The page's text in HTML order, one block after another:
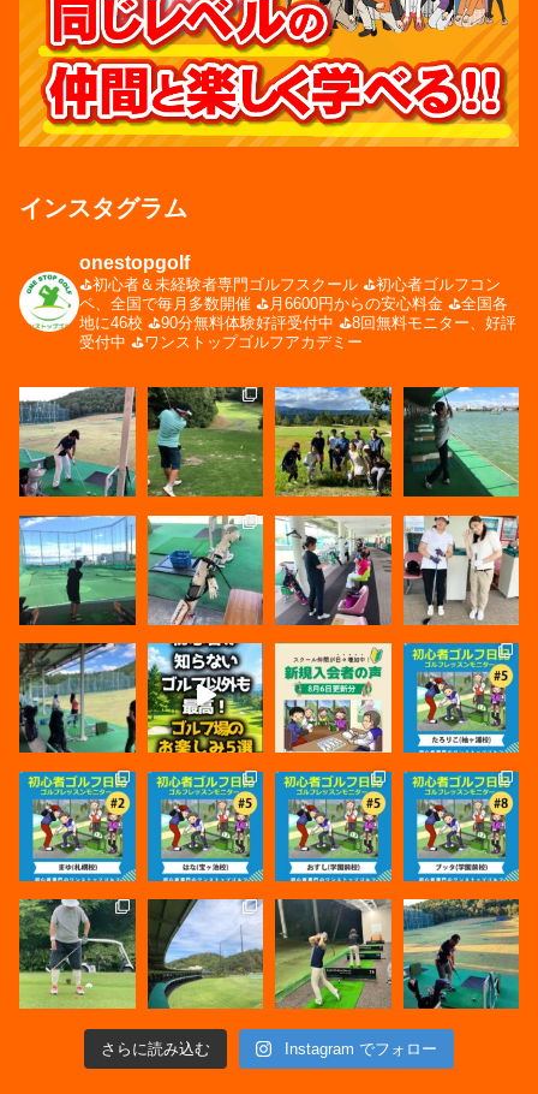
インスタグラム
onestopgolf
⛳️初心者＆未経験者専門ゴルフスクール ⛳️初心者ゴルフコン
ペ、全国で毎月多数開催 ⛳️月6600円からの安心料金 ⛳️全国各
地に46校 ⛳️90分無料体験好評受付中 ⛳️8回無料モニター、好評
受付中 ⛳️ワンストップゴルフアカデミー
さらに読み込む Instagram でフォロー